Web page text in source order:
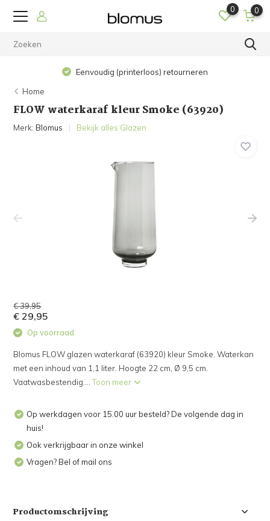
0 0
Eenvoudig (printerloos) retourneren
Home
FLOW waterkaraf kleur Smoke (63920)
Merk:Blomus Bekijk alles Glazen
€ 39,95
€ 29,95
Op voorraad
Blomus FLOW glazen waterkaraf (63920) kleur Smoke. Waterkan
met een inhoud van 1,1 liter. Hoogte 22 cm, Ø 9,5 cm.
Vaatwasbestendig....Toon meer
Op werkdagen voor 15.00 uur besteld? De volgende dag in
huis!
Ook verkrijgbaar in onze winkel
Vragen? Bel of mail ons
Productomschrijving